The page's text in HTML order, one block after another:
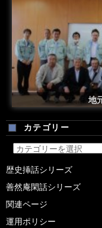
安倍総地
カテゴリー
カ
テ
リ
ー
歴史挿話シリーズ
善然庵閑話シリーズ
関連ページ
運用ポリシー